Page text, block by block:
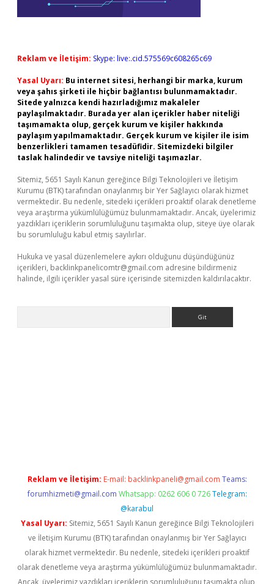
Reklam ve İletişim: Skype: live:.cid.575569c608265c69
Yasal Uyarı: Bu internet sitesi, herhangi bir marka, kurum
veya şahıs şirketi ile hiçbir bağlantısı bulunmamaktadır.
Sitede yalnızca kendi hazırladığımız makaleler
paylaşılmaktadır. Burada yer alan içerikler haber niteliği
taşımamakta olup, gerçek kurum ve kişiler hakkında
paylaşım yapılmamaktadır. Gerçek kurum ve kişiler ile isim
benzerlikleri tamamen tesadüfidir. Sitemizdeki bilgiler
taslak halindedir ve tavsiye niteliği taşımazlar.
Sitemiz, 5651 Sayılı Kanun gereğince Bilgi Teknolojileri ve İletişim
Kurumu (BTK) tarafından onaylanmış bir Yer Sağlayıcı olarak hizmet
vermektedir. Bu nedenle, sitedeki içerikleri proaktif olarak denetleme
veya araştırma yükümlülüğümüz bulunmamaktadır. Ancak, üyelerimiz
yazdıkları içeriklerin sorumluluğunu taşımakta olup, siteye üye olarak
bu sorumluluğu kabul etmiş sayılırlar.
Hukuka ve yasal düzenlemelere aykırı olduğunu düşündüğünüz
içerikleri, backlinkpanelicomtr@gmail.com adresine bildirmeniz
halinde, ilgili içerikler yasal süre içerisinde sitemizden kaldırılacaktır.
Reklam ve İletişim: E-mail: backlinkpaneli@gmail.com Teams:
forumhizmeti@gmail.com Whatsapp: 0262 606 0 726 Telegram:
@karabul
Yasal Uyarı: Sitemiz, 5651 Sayılı Kanun gereğince Bilgi Teknolojileri
ve İletişim Kurumu (BTK) tarafından onaylanmış bir Yer Sağlayıcı
olarak hizmet vermektedir. Bu nedenle, sitedeki içerikleri proaktif
olarak denetleme veya araştırma yükümlülüğümüz bulunmamaktadır.
Ancak, üyelerimiz yazdıkları içeriklerin sorumluluğunu taşımakta olup,